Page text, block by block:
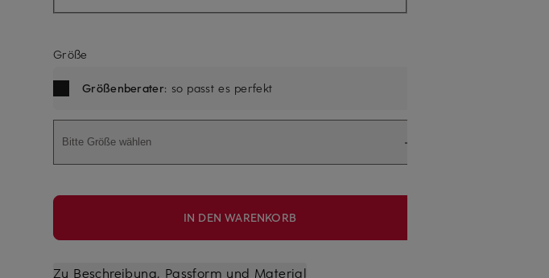
Größe
Größenberater: so passt es perfekt
Bitte Größe wählen
IN DEN WARENKORB
Zu Beschreibung, Passform und Material